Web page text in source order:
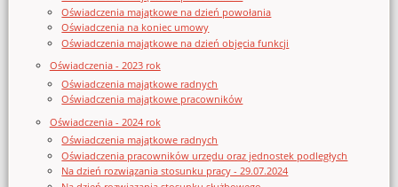
Oświadczenia majątkowe na dzień powołania
Oświadczenia na koniec umowy
Oświadczenia majątkowe na dzień objęcia funkcji
Oświadczenia - 2023 rok
Oświadczenia majątkowe radnych
Oświadczenia majątkowe pracowników
Oświadczenia - 2024 rok
Oświadczenia majątkowe radnych
Oświadczenia pracowników urzędu oraz jednostek podległych
Na dzień rozwiązania stosunku pracy - 29.07.2024